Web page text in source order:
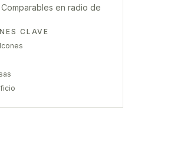
en radio de
CLAVE